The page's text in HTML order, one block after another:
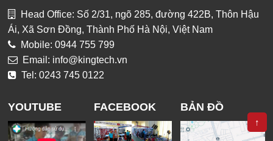
Head Office: Số 2/31, ngõ 285, đường 422B, Thôn Hậu
Ái, Xã Sơn Đồng, Thành Phố Hà Nội, Việt Nam
Mobile: 0944 755 799
Email: info@kingtech.vn
Tel: 0243 745 0122
YOUTUBE FACEBOOK BẢN ĐỒ
↑